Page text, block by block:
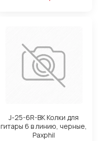
J-25-6R-BK Колки для
гитары 6 в линию, черные,
Paxphil